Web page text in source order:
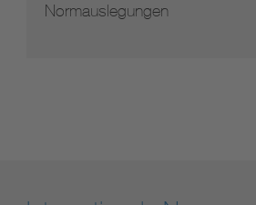
Normauslegungen